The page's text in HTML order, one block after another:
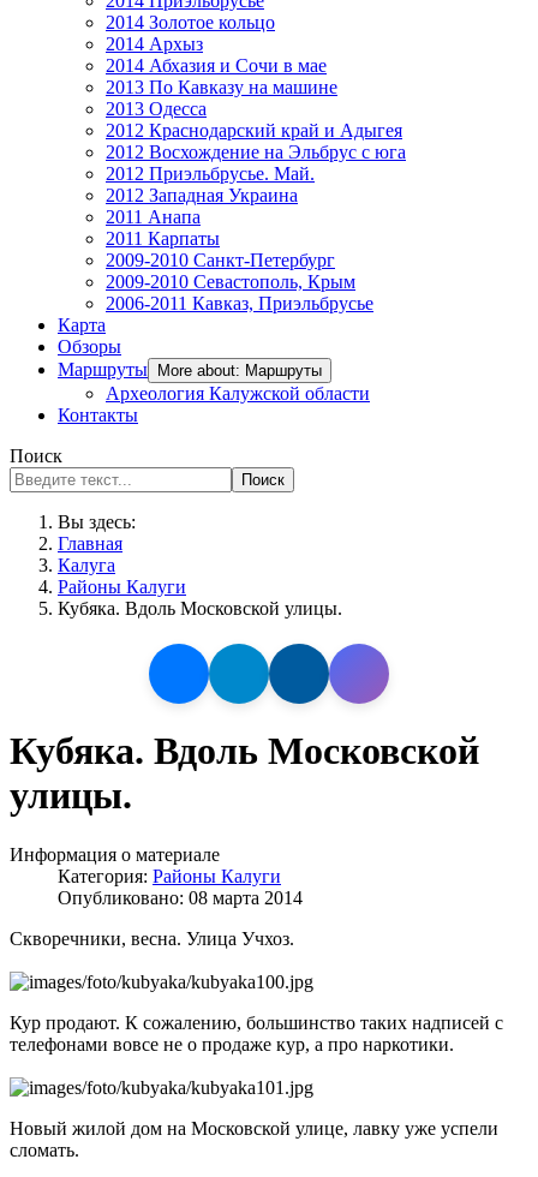
2014 Золотое кольцо
2014 Архыз
2014 Абхазия и Сочи в мае
2013 По Кавказу на машине
2013 Одесса
2012 Краснодарский край и Адыгея
2012 Восхождение на Эльбрус с юга
2012 Приэльбрусье. Май.
2012 Западная Украина
2011 Анапа
2011 Карпаты
2009-2010 Санкт-Петербург
2009-2010 Севастополь, Крым
2006-2011 Кавказ, Приэльбрусье
Карта
Обзоры
Маршруты
More about: Маршруты
Археология Калужской области
Контакты
Поиск
Поиск
Вы здесь:
Главная
Калуга
Районы Калуги
Кубяка. Вдоль Московской улицы.
Кубяка. Вдоль Московской
улицы.
Информация о материале
Категория: Районы Калуги
Опубликовано: 08 марта 2014
Скворечники, весна. Улица Учхоз.
Кур продают. К сожалению, большинство таких надписей с
телефонами вовсе не о продаже кур, а про наркотики.
Новый жилой дом на Московской улице, лавку уже успели
сломать.